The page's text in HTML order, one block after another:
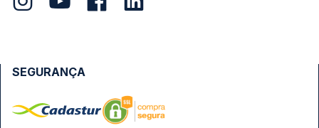
SEGURANÇA